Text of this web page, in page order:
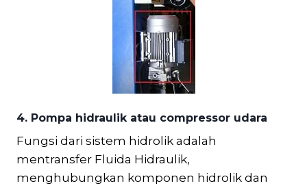
4. Pompa hidraulik atau compressor udara
Fungsi dari sistem hidrolik adalah
mentransfer Fluida Hidraulik,
menghubungkan komponen hidrolik dan